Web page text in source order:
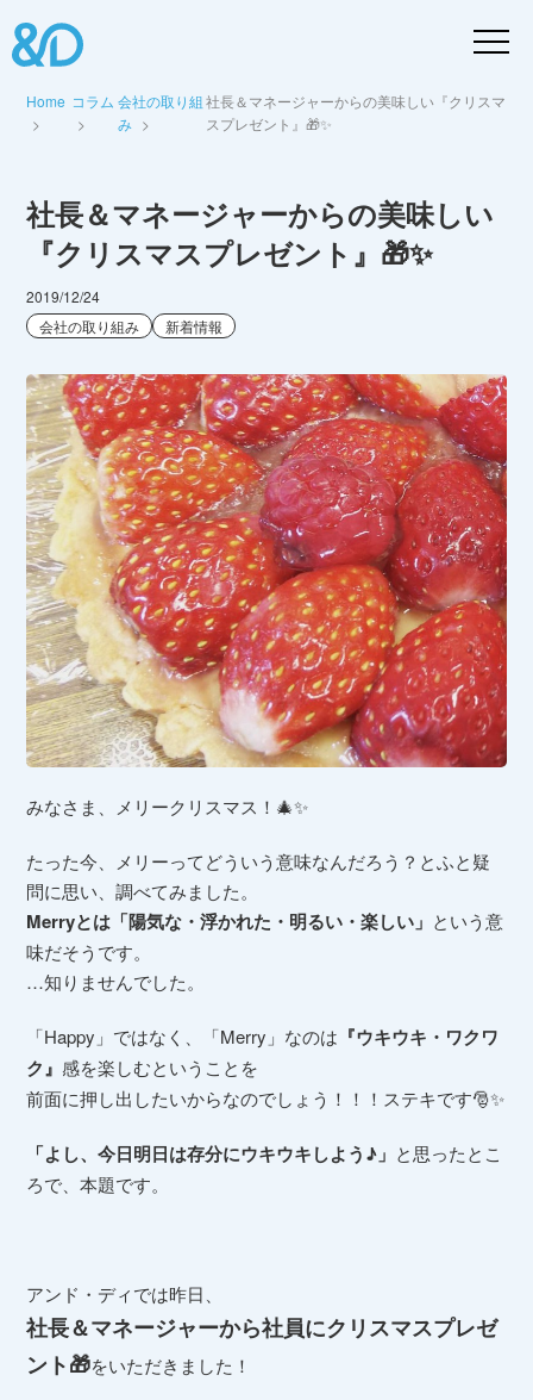
Home コラム 会社の取り組
み
社長＆マネージャーからの美味しい『クリスマ
スプレゼント』🎁✨
社長＆マネージャーからの美味しい
『クリスマスプレゼント』🎁✨
2019/12/24
会社の取り組み
新着情報
みなさま、メリークリスマス！🎄✨
たった今、メリーってどういう意味なんだろう？とふと疑
問に思い、調べてみました。
Merryとは「陽気な・浮かれた・明るい・楽しい」 という意
味だそうです。
…知りませんでした。
「Happy」ではなく、「Merry」なのは 『ウキウキ・ワクワ
ク』感を楽しむということを
前面に押し出したいからなのでしょう！！！ステキです🎅✨
「よし、今日明日は存分にウキウキしよう♪」 と思ったとこ
ろで、本題です。
アンド・ディでは昨日、
社長＆マネージャーから社員にクリスマスプレゼ
ント🎁をいただきました！